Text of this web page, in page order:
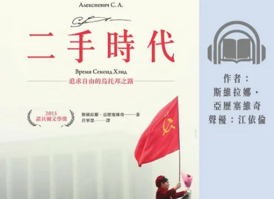
美食蛋糕 民生用品
3C家電 親子玩具
女裝 男裝 化妝保養 情趣用品